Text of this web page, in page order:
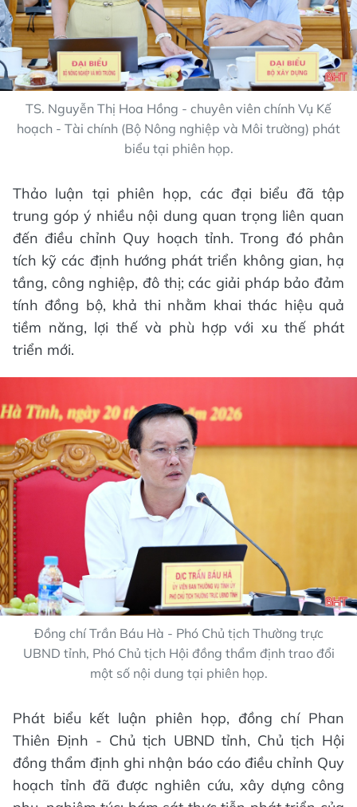
TS. Nguyễn Thị Hoa Hồng - chuyên viên chính Vụ Kế
hoạch - Tài chính (Bộ Nông nghiệp và Môi trường) phát
biểu tại phiên họp.
Thảo luận tại phiên họp, các đại biểu đã tập
trung góp ý nhiều nội dung quan trọng liên quan
đến điều chỉnh Quy hoạch tỉnh. Trong đó phân
tích kỹ các định hướng phát triển không gian, hạ
tầng, công nghiệp, đô thị; các giải pháp bảo đảm
tính đồng bộ, khả thi nhằm khai thác hiệu quả
tiềm năng, lợi thế và phù hợp với xu thế phát
triển mới.
Đồng chí Trần Báu Hà - Phó Chủ tịch Thường trực
UBND tỉnh, Phó Chủ tịch Hội đồng thẩm định trao đổi
một số nội dung tại phiên họp.
Phát biểu kết luận phiên họp, đồng chí Phan
Thiên Định - Chủ tịch UBND tỉnh, Chủ tịch Hội
đồng thẩm định ghi nhận báo cáo điều chỉnh Quy
hoạch tỉnh đã được nghiên cứu, xây dựng công